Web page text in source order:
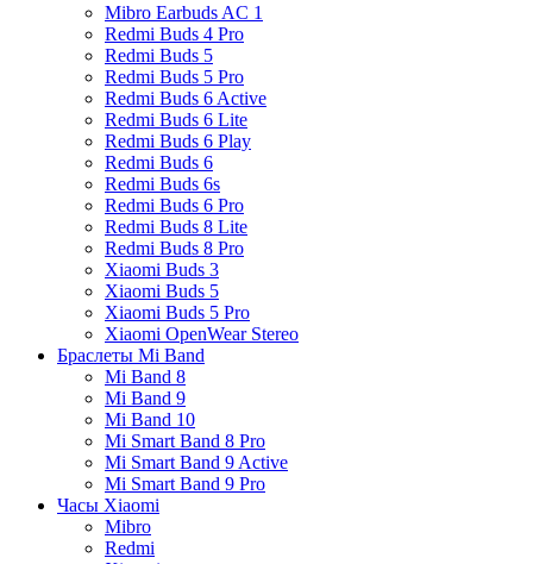
Mibro Earbuds AC 1
Redmi Buds 4 Pro
Redmi Buds 5
Redmi Buds 5 Pro
Redmi Buds 6 Active
Redmi Buds 6 Lite
Redmi Buds 6 Play
Redmi Buds 6
Redmi Buds 6s
Redmi Buds 6 Pro
Redmi Buds 8 Lite
Redmi Buds 8 Pro
Xiaomi Buds 3
Xiaomi Buds 5
Xiaomi Buds 5 Pro
Xiaomi OpenWear Stereo
Браслеты Mi Band
Mi Band 8
Mi Band 9
Mi Band 10
Mi Smart Band 8 Pro
Mi Smart Band 9 Active
Mi Smart Band 9 Pro
Часы Xiaomi
Mibro
Redmi